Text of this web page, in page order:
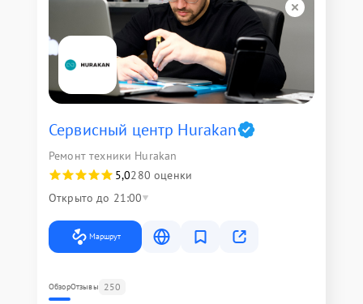
Сервисный центр Hurakan
Ремонт техники Hurakan
5,0280 оценки
Открыто до 21:00
Маршрут
ОбзорОтзывы 250